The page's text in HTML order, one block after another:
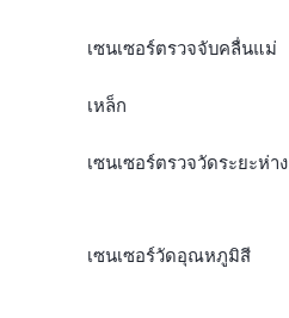
เซนเซอร์ตรวจจับคลื่นแม่
เหล็ก
เซนเซอร์ตรวจวัดระยะห่าง
เซนเซอร์วัดอุณหภูมิสี